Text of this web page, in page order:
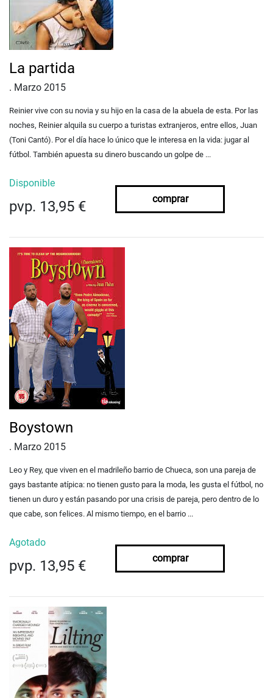
La partida
. Marzo 2015
Reinier vive con su novia y su hijo en la casa de la abuela de esta. Por las
noches, Reinier alquila su cuerpo a turistas extranjeros, entre ellos, Juan
(Toni Cantó). Por el día hace lo único que le interesa en la vida: jugar al
fútbol. También apuesta su dinero buscando un golpe de ...
Disponible
pvp. 13,95 € comprar
Boystown
. Marzo 2015
Leo y Rey, que viven en el madrileño barrio de Chueca, son una pareja de
gays bastante atípica: no tienen gusto para la moda, les gusta el fútbol, no
tienen un duro y están pasando por una crisis de pareja, pero dentro de lo
que cabe, son felices. Al mismo tiempo, en el barrio ...
Agotado
pvp. 13,95 € comprar